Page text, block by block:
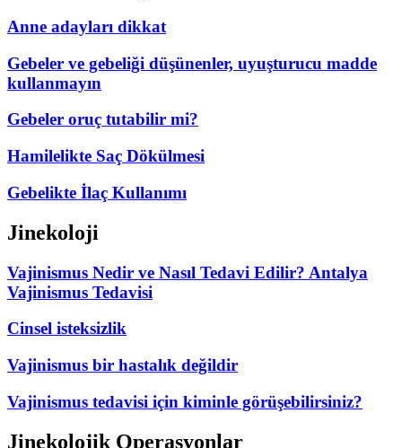
Anne adayları dikkat
Gebeler ve gebeliği düşünenler, uyuşturucu madde
kullanmayın
Gebeler oruç tutabilir mi?
Hamilelikte Saç Dökülmesi
Gebelikte İlaç Kullanımı
Jinekoloji
Vajinismus Nedir ve Nasıl Tedavi Edilir? Antalya
Vajinismus Tedavisi
Cinsel isteksizlik
Vajinismus bir hastalık değildir
Vajinismus tedavisi için kiminle görüşebilirsiniz?
Jinekolojik Operasyonlar